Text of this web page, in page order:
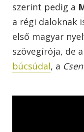
szerint pedig a
a régi daloknak
első magyar
szövegírója, de a
búcsúdal, a